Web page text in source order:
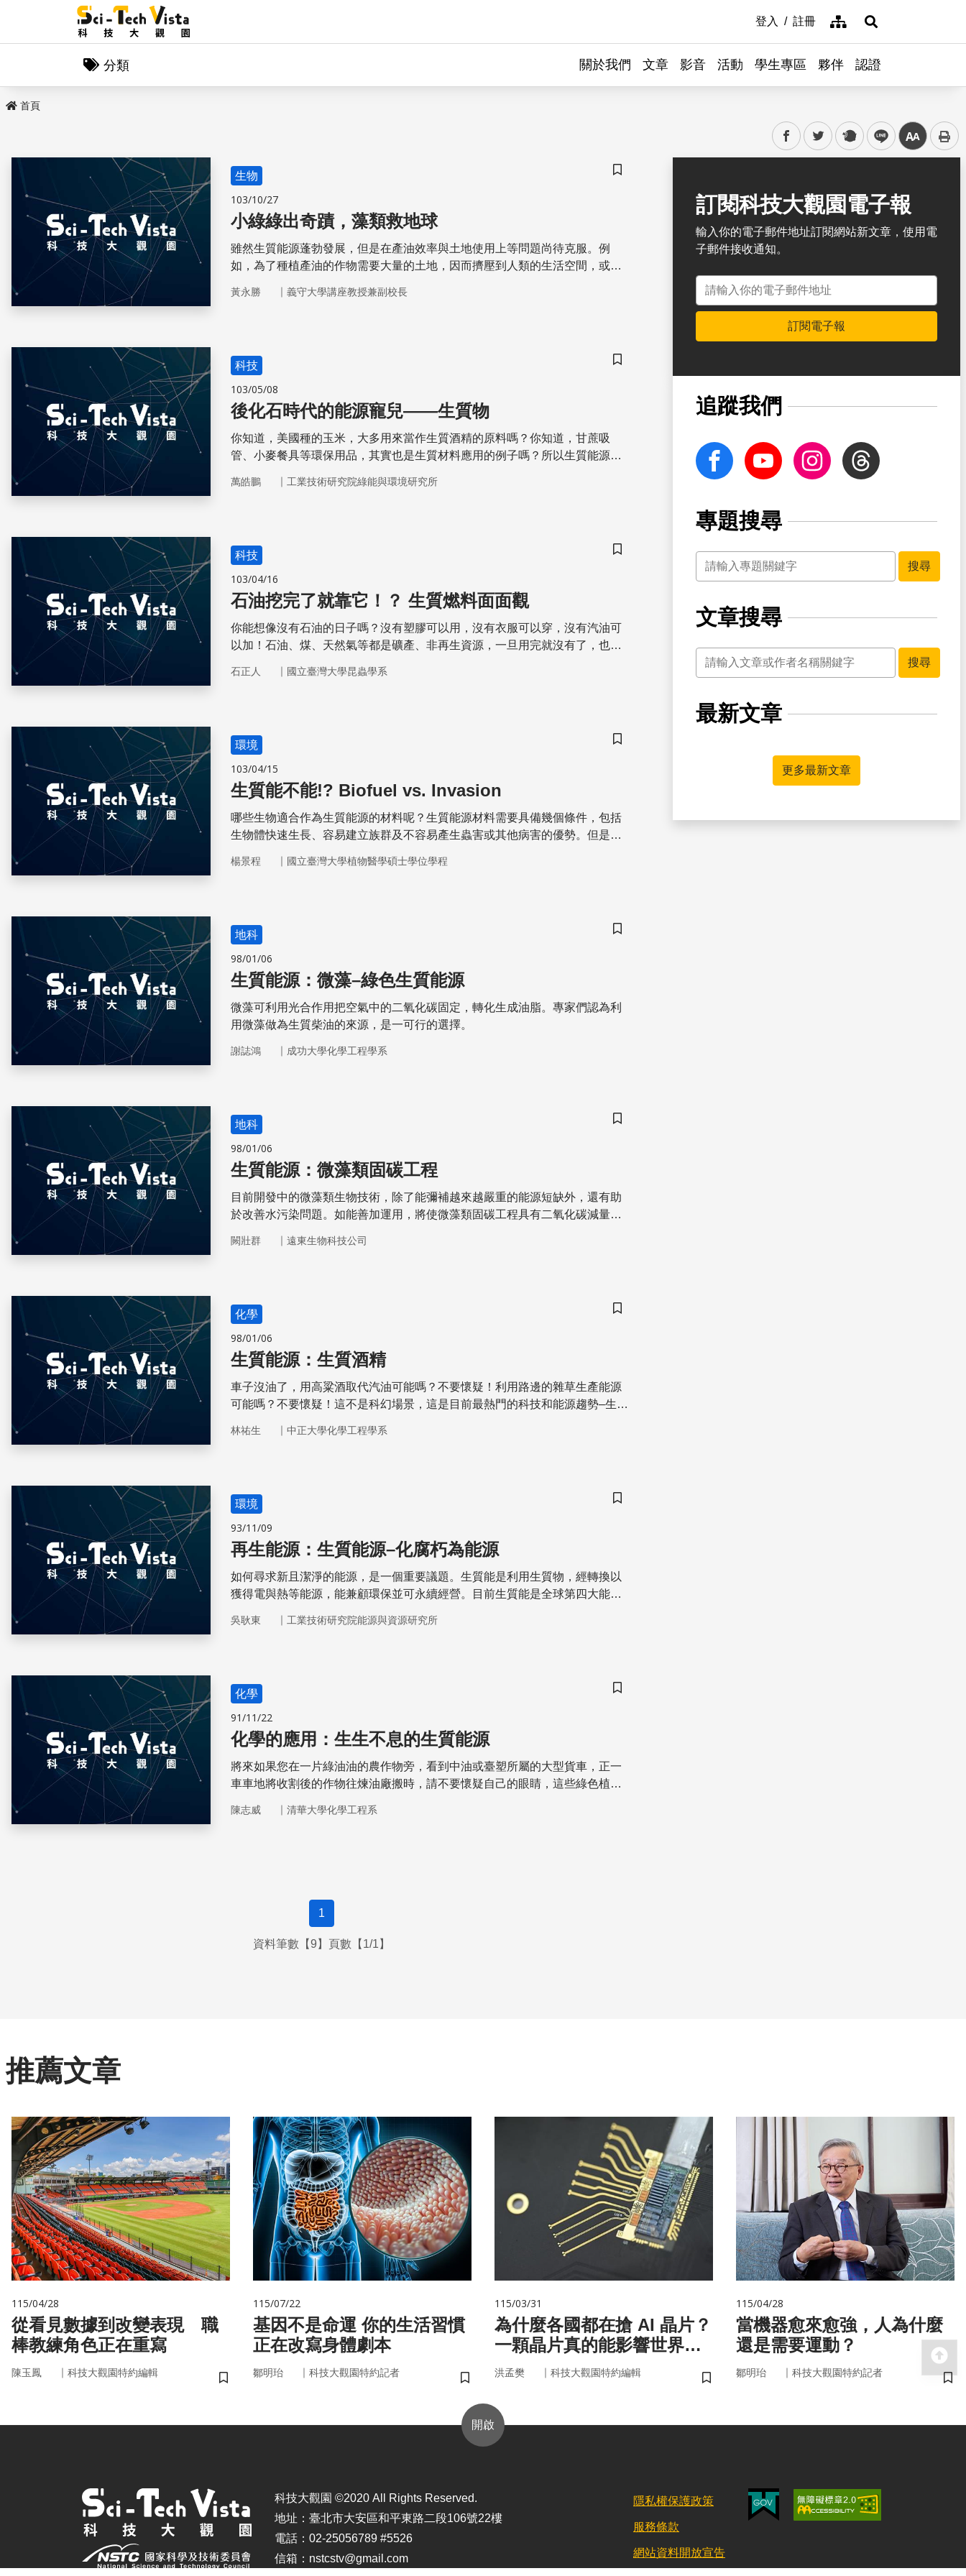
登入 註冊 網站導覽展開搜尋
分類 關於我們 文章 影音 活動 學生專區 夥伴 認證
首頁
facebooktwitter plurk line 中
儲存書籤
生物
103/10/27
小綠綠出奇蹟，藻類救地球
雖然生質能源蓬勃發展，但是在產油效率與土地使用上等問題尚待克服。例
如，為了種植產油的作物需要大量的土地，因而擠壓到人類的生活空間，或糧
究多朝向利用藻類發展，因為藻類可以立體栽培，能夠相對減少大量土地的使
黃永勝 ｜ 義守大學講座教授兼副校長
儲存書籤
科技
103/05/08
後化石時代的能源寵兒——生質物
你知道，美國種的玉米，大多用來當作生質酒精的原料嗎？你知道，甘蔗吸
管、小麥餐具等環保用品，其實也是生質材料應用的例子嗎？所以生質能源，
物，是可以永續經應的。本篇文章即介紹了生質能源的定義、技術，以及在人
萬皓鵬 ｜ 工業技術研究院綠能與環境研究所
儲存書籤
科技
103/04/16
石油挖完了就靠它！？ 生質燃料面面觀
你能想像沒有石油的日子嗎？沒有塑膠可以用，沒有衣服可以穿，沒有汽油可
以加！石油、煤、天然氣等都是礦產、非再生資源，一旦用完就沒有了，也無
石正人 ｜ 國立臺灣大學昆蟲學系
儲存書籤
環境
103/04/15
生質能不能!? Biofuel vs. Invasion
哪些生物適合作為生質能源的材料呢？生質能源材料需要具備幾個條件，包括
生物體快速生長、容易建立族群及不容易產生蟲害或其他病害的優勢。但是，
能源的發展歷史中，許多生態學者憂心忡忡，躭心推動生質能源可能造成入侵
楊景程 ｜ 國立臺灣大學植物醫學碩士學位學程
儲存書籤
地科
98/01/06
生質能源：微藻–綠色生質能源
微藻可利用光合作用把空氣中的二氧化碳固定，轉化生成油脂。專家們認為利
用微藻做為生質柴油的來源，是一可行的選擇。
謝誌鴻 ｜ 成功大學化學工程學系
儲存書籤
地科
98/01/06
生質能源：微藻類固碳工程
目前開發中的微藻類生物技術，除了能彌補越來越嚴重的能源短缺外，還有助
於改善水污染問題。如能善加運用，將使微藻類固碳工程具有二氧化碳減量與
闕壯群 ｜ 遠東生物科技公司
儲存書籤
化學
98/01/06
生質能源：生質酒精
車子沒油了，用高粱酒取代汽油可能嗎？不要懷疑！利用路邊的雜草生產能源
可能嗎？不要懷疑！這不是科幻場景，這是目前最熱門的科技和能源趨勢–生質
林祐生 ｜ 中正大學化學工程學系
儲存書籤
環境
93/11/09
再生能源：生質能源–化腐朽為能源
如何尋求新且潔淨的能源，是一個重要議題。生質能是利用生質物，經轉換以
獲得電與熱等能源，能兼顧環保並可永續經營。目前生質能是全球第四大能
吳耿東 ｜ 工業技術研究院能源與資源研究所
儲存書籤
化學
91/11/22
化學的應用：生生不息的生質能源
將來如果您在一片綠油油的農作物旁，看到中油或臺塑所屬的大型貨車，正一
車車地將收割後的作物往煉油廠搬時，請不要懷疑自己的眼睛，這些綠色植物
陳志威 ｜ 清華大學化學工程系
1
資料筆數【9】頁數【1/1】
訂閱科技大觀園電子報
輸入你的電子郵件地址訂閱網站新文章，使用電
子郵件接收通知。
電子郵件地址
訂閱電子報
追蹤我們
facebook Youtube InstagramThreads
專題搜尋
關鍵字
搜尋
文章搜尋
關鍵字
搜尋
最新文章
更多最新文章
推薦文章
115/04/28
從看見數據到改變表現 職
棒教練角色正在重寫
陳玉鳳 ｜ 科技大觀園特約編輯
儲存書籤
115/07/22
基因不是命運 你的生活習慣
正在改寫身體劇本
鄒明珆 ｜ 科技大觀園特約記者
儲存書籤
115/03/31
為什麼各國都在搶 AI 晶片？
一顆晶片真的能影響世界
嗎？
洪孟樊 ｜ 科技大觀園特約編輯
儲存書籤
115/04/28
當機器愈來愈強，人為什麼
還是需要運動？
鄒明珆 ｜ 科技大觀園特約記者
儲
開啟
科技大觀園 ©2020 All Rights Reserved.
地址：臺北市大安區和平東路二段106號22樓
電話：02-25056789 #5526
信箱：nstcstv@gmail.com
隱私權保護政策
服務條款
網站資料開放宣告